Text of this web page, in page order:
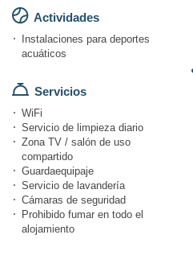
Actividades
Instalaciones para deportes
acuáticos
Servicios
WiFi
Servicio de limpieza diario
Zona TV / salón de uso
compartido
Guardaequipaje
Servicio de lavandería
Cámaras de seguridad
Prohibido fumar en todo el
alojamiento